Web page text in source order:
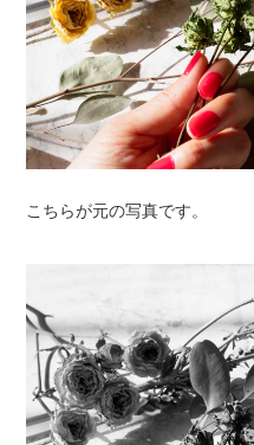
こちらが元の写真です。